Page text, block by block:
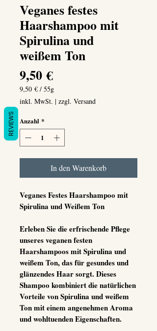
Veganes festes
Haarshampoo mit
Spirulina und
weißem Ton
9,50 €Preis
9,50 € / 55g
9,50 €
pro
Gramm
inkl. MwSt. | zzgl. Versand
Anzahl *
In den Warenkorb
Veganes Festes Haarshampoo mit
Spirulina und Weißem Ton
Erleben Sie die erfrischende Pflege
unseres veganen festen
Haarshampoos mit Spirulina und
weißem Ton, das für gesundes und
glänzendes Haar sorgt. Dieses
Shampoo kombiniert die natürlichen
Vorteile von Spirulina und weißem
Ton mit einem angenehmen Aroma
und wohltuenden Eigenschaften.
REVIEWS